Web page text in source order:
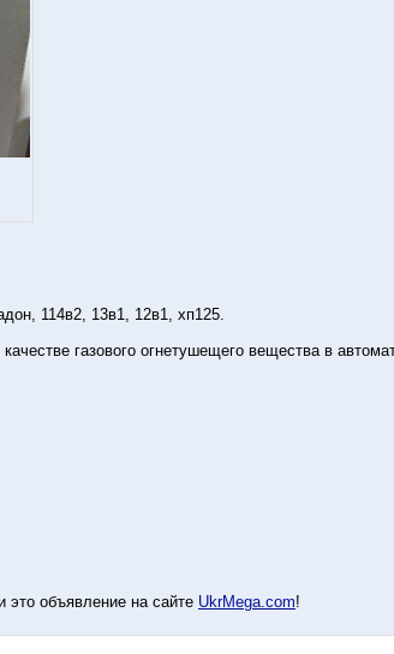
114в2, 13в1, 12в1, хп125.
газового огнетушещего вещества в
объявление на сайте UkrMega.com!